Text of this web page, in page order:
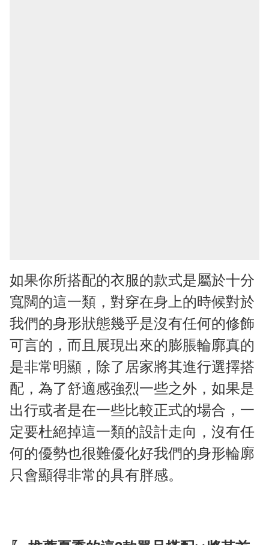
如果你所搭配的衣服的款式是屬於十分
寬闊的這一類，對穿在身上的時候對於
我們的身形狀態幾乎是沒有任何的修飾
可言的，而且展現出來的膨脹輪廓真的
是非常明顯，除了居家將其進行選擇搭
配，為了舒適感強烈一些之外，如果是
出行或者是在一些比較正式的場合，一
定要杜絕掉這一類的設計走向，沒有任
何的優勢也很難優化好我們的身形輪廓
只會顯得非常的具有胖感。